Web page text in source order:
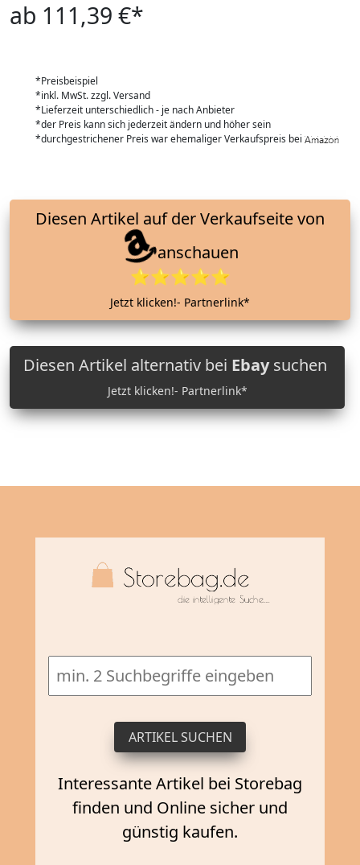
ab 111,39 €*
*Preisbeispiel
*inkl. MwSt. zzgl. Versand
*Lieferzeit unterschiedlich - je nach Anbieter
*der Preis kann sich jederzeit ändern und höher sein
*durchgestrichener Preis war ehemaliger Verkaufspreis bei
anschauen
⭐⭐⭐⭐⭐
Jetzt klicken!- Partnerlink*
Diesen Artikel alternativ bei Ebaysuchen
Jetzt klicken!- Partnerlink*
Interessante Artikel bei Storebag
finden und Online sicher und
günstig kaufen.